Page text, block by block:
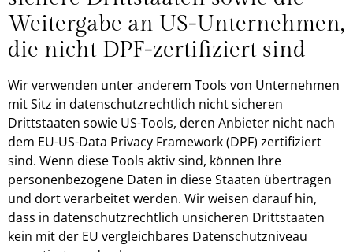
Weitergabe an US-Unternehmen,
die nicht DPF-zertifiziert sind
Wir verwenden unter anderem Tools von Unternehmen
mit Sitz in datenschutzrechtlich nicht sicheren
Drittstaaten sowie US-Tools, deren Anbieter nicht nach
dem EU-US-Data Privacy Framework (DPF) zertifiziert
sind. Wenn diese Tools aktiv sind, können Ihre
personenbezogene Daten in diese Staaten übertragen
und dort verarbeitet werden. Wir weisen darauf hin,
dass in datenschutzrechtlich unsicheren Drittstaaten
kein mit der EU vergleichbares Datenschutzniveau